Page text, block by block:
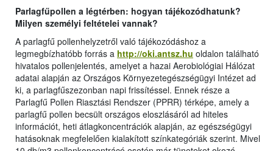
Parlagfűpollen a légtérben: hogyan tájékozódhatunk?
Milyen személyi feltételei vannak?
A parlagfű pollenhelyzetről való tájékozódáshoz a
legmegbízhatóbb forrás a http://oki.antsz.hu oldalon található
hivatalos pollenjelentés, amelyet a hazai Aerobiológiai Hálózat
adatai alapján az Országos Környezetegészségügyi Intézet ad
ki, a parlagfűszezonban napi frissítéssel. Ennek része a
Parlagfű Pollen Riasztási Rendszer (PPRR) térképe, amely a
parlagfű pollen becsült országos eloszlásáról ad hiteles
információt, heti átlagkoncentrációk alapján, az egészségügyi
hatásoknak megfelelően kialakított színkategóriák szerint. Mivel